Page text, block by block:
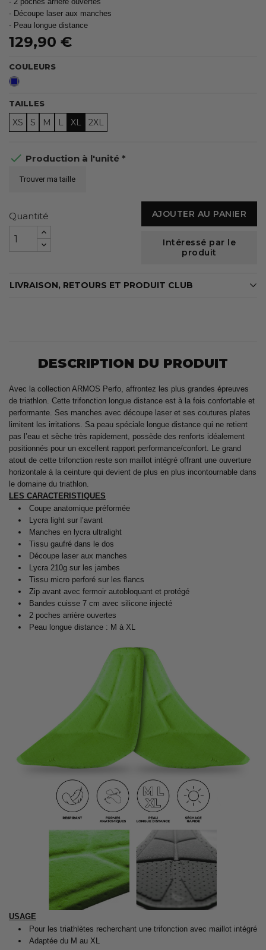
- Découpe laser aux manches
- Peau longue distance
129,90 €
COULEURS
Bleu
TAILLES
XS S M L XL 2XL
 Production à l'unité *
Trouver ma taille
Quantité AJOUTER AU PANIER
Intéressé par le
produit
LIVRAISON, RETOURS ET PRODUIT CLUB
DESCRIPTION DU PRODUIT
Avec la collection ARMOS Perfo, affrontez les plus grandes épreuves
de triathlon. Cette trifonction longue distance est à la fois confortable et
performante. Ses manches avec découpe laser et ses coutures plates
limitent les irritations. Sa peau spéciale longue distance qui ne retient
pas l’eau et sèche très rapidement, possède des renforts idéalement
positionnés pour un excellent rapport performance/confort. Le grand
atout de cette trifonction reste son maillot intégré offrant une ouverture
horizontale à la ceinture qui devient de plus en plus incontournable dans
le domaine du triathlon.
LES CARACTERISTIQUES
Coupe anatomique préformée
Lycra light sur l’avant
Manches en lycra ultralight
Tissu gaufré dans le dos
Découpe laser aux manches
Lycra 210g sur les jambes
Tissu micro perforé sur les flancs
Zip avant avec fermoir autobloquant et protégé
Bandes cuisse 7 cm avec silicone injecté
2 poches arrière ouvertes
Peau longue distance : M à XL
USAGE
Pour les triathlètes recherchant une trifonction avec maillot intégré
Adaptée du M au XL